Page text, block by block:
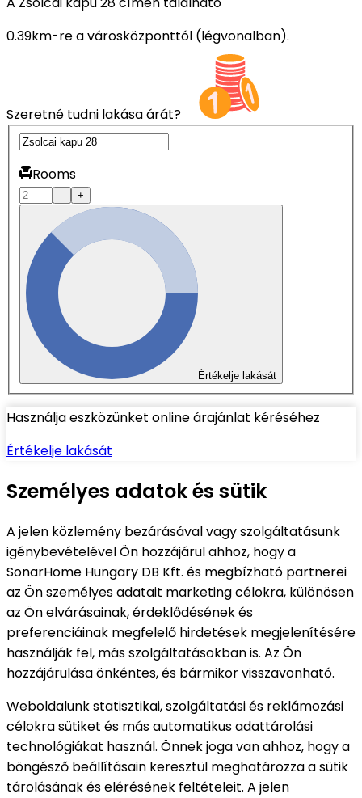
0.39km-re a városközponttól (légvonalban).
Szeretné tudni lakása árát?
Rooms
– +
Értékelje lakását
Használja eszközünket online árajánlat kéréséhez
Értékelje lakását
Személyes adatok és sütik
A jelen közlemény bezárásával vagy szolgáltatásunk
igénybevételével Ön hozzájárul ahhoz, hogy a
SonarHome Hungary DB Kft. és megbízható partnerei
az Ön személyes adatait marketing célokra, különösen
az Ön elvárásainak, érdeklődésének és
preferenciáinak megfelelő hirdetések megjelenítésére
használják fel, más szolgáltatásokban is. Az Ön
hozzájárulása önkéntes, és bármikor visszavonható.
Weboldalunk statisztikai, szolgáltatási és reklámozási
célokra sütiket és más automatikus adattárolási
technológiákat használ. Önnek joga van ahhoz, hogy a
böngésző beállításain keresztül meghatározza a sütik
tárolásának és elérésének feltételeit. A jelen